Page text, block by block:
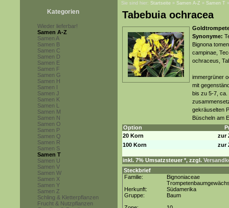
Kategorien
Wieder lieferbar!
Samen A-Z
Samen A
Samen B
Samen C
Samen D
Samen E
Samen F
Samen G
Samen H
Samen I
Samen J
Samen K
Samen L
Samen M
Samen N
Samen O
Samen P
Samen Q
Samen R
Samen S
Samen T
Samen U
Samen V
Samen W
Samen X
Samen Y
Samen Z
Schling & Kletterpflanzen
Frucht & Nutzpflanzen
Sie sind hier: Startseite » Samen A-Z » Samen T
Tabebuia ochracea
Synonyme:
Bignona
campinae,
ochraceus,
immergrüner
mit
bis zu 5-7, ca.
gekräuselten
Büscheln am
Option
20 Korn
zur
100 Korn
zur
inkl. 7% Umsatzsteuer *, zzgl.
Steckbrief
Familie:
Bignoniaceae
Herkunft:
Südamerika
Gruppe:
Baum